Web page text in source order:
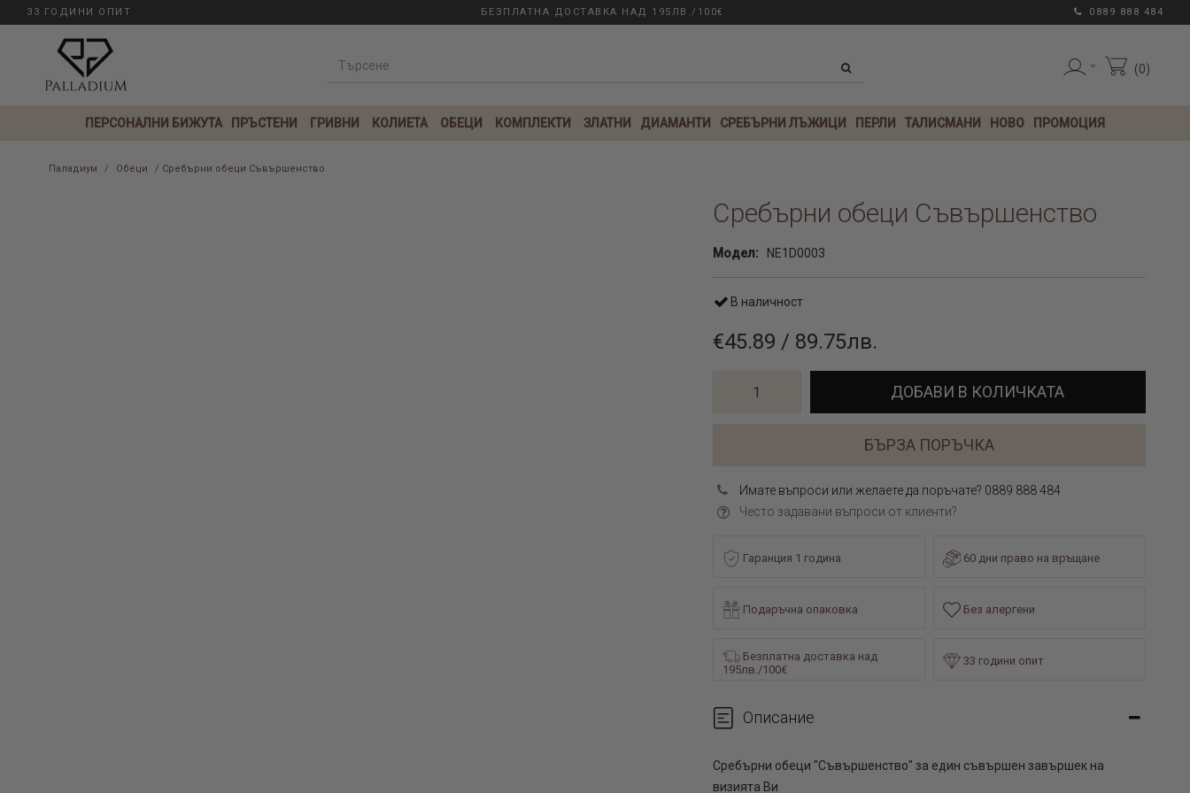
33 ГОДИНИ ОПИТ БЕЗПЛАТНА ДОСТАВКА НАД 195ЛВ./100€ 0889 888 484
0
ПЕРСОНАЛНИ БИЖУТА ПРЪСТЕНИ ГРИВНИ КОЛИЕТА ОБЕЦИ КОМПЛЕКТИ ЗЛАТНИ ДИАМАНТИ СРЕБЪРНИ ЛЪЖИЦИ ПЕРЛИ ТАЛИСМАНИ НОВО ПРОМОЦИЯ
Паладиум / Обеци / Сребърни обеци Съвършенство
Сребърни обеци Съвършенство
Модел: NE1D0003
В наличност
€45.89 / 89.75лв.
ДОБАВИ В КОЛИЧКАТА
БЪРЗА ПОРЪЧКА
Имате въпроси или желаете да поръчате? 0889 888 484
Често задавани въпроси от клиенти?
Гаранция 1 година 60 дни право на връщане
Подаръчна опаковка Без алергени
Безплатна доставка над
195лв./100€
33 години опит
Описание
Сребърни обеци "Съвършенство" за един съвършен завършек на
визията Ви